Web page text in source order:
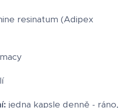
resinatum (Adipex
jedna kapsle denně - ráno,